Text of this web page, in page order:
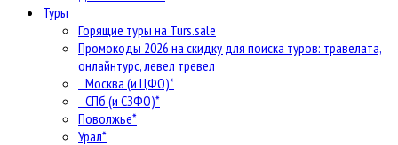
Туры
Горящие туры на Turs.sale
Промокоды 2026 на скидку для поиска туров: травелата,
онлайнтурс, левел тревел
Москва (и ЦФО)*
СПб (и СЗФО)*
Поволжье*
Урал*